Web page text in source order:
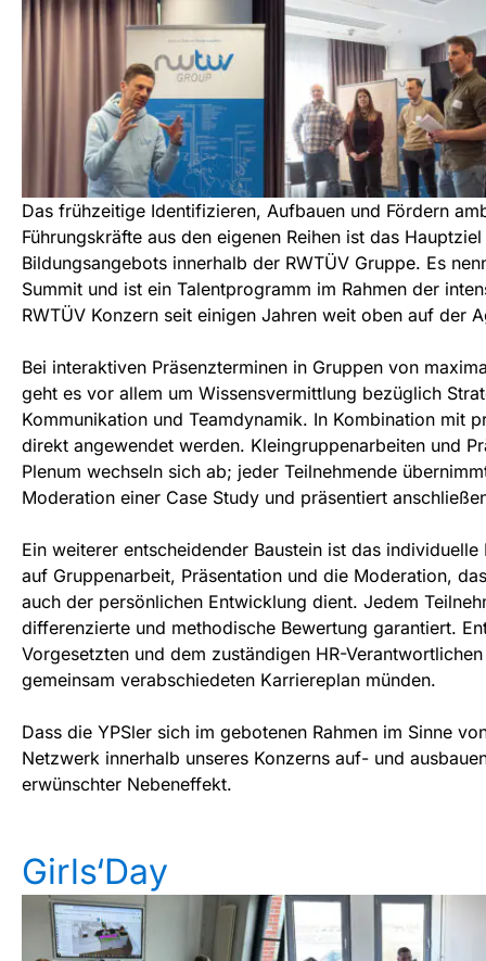
Das frühzeitige Identifizieren, Aufbauen und Fördern
Führungskräfte aus den eigenen Reihen ist das
Bildungsangebots innerhalb der RWTÜV Gruppe. Es
Summit und ist ein Talentprogramm im Rahmen der
RWTÜV Konzern seit einigen Jahren weit oben auf der
Bei interaktiven Präsenzterminen in Gruppen von
geht es vor allem um Wissensvermittlung bezüglich
Kommunikation und Teamdynamik. In Kombination mit
direkt angewendet werden. Kleingruppenarbeiten und
Plenum wechseln sich ab; jeder Teilnehmende
Moderation einer Case Study und präsentiert
Ein weiterer entscheidender Baustein ist das
auf Gruppenarbeit, Präsentation und die Moderation,
auch der persönlichen Entwicklung dient. Jedem
differenzierte und methodische Bewertung garantiert.
Vorgesetzten und dem zuständigen HR-
gemeinsam verabschiedeten Karriereplan münden.
Dass die YPSler sich im gebotenen Rahmen im Sinne
Netzwerk innerhalb unseres Konzerns auf- und
erwünschter Nebeneffekt.
Girls‘Day